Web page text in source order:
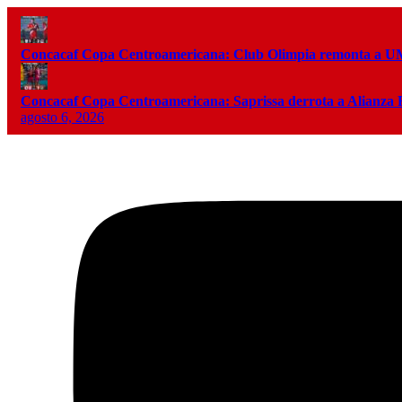
Concacaf Copa Centroamericana: Club Olimpia remonta a
Concacaf Copa Centroamericana: Saprissa derrota a Alianza
agosto 6, 2026